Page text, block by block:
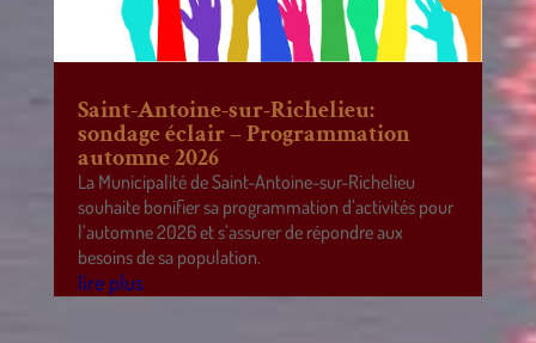
Saint-Antoine-sur-Richelieu:
sondage éclair – Programmation
automne 2026
La Municipalité de Saint-Antoine-sur-Richelieu
souhaite bonifier sa programmation d’activités pour
l’automne 2026 et s’assurer de répondre aux
besoins de sa population.
lire plus